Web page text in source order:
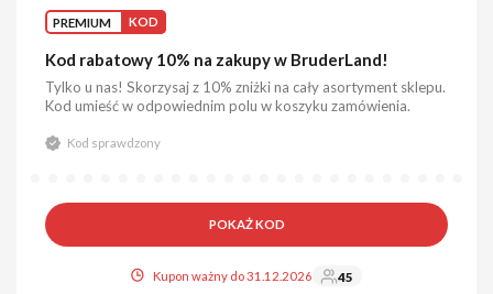
PREMIUM KOD
Kod rabatowy 10% na zakupy w BruderLand!
Tylko u nas! Skorzysaj z 10% zniżki na cały asortyment sklepu.
Kod umieść w odpowiednim polu w koszyku zamówienia.
Kod sprawdzony
POKAŻ KOD
Kupon ważny do 31.12.2026 45